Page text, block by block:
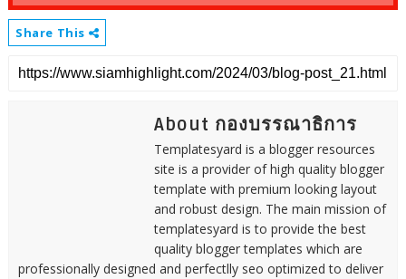
Share This
About กองบรรณาธิการ
Templatesyard is a blogger resources
site is a provider of high quality blogger
template with premium looking layout
and robust design. The main mission of
templatesyard is to provide the best
quality blogger templates which are
professionally designed and perfectlly seo optimized to deliver